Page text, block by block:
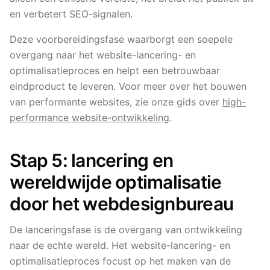
en verbetert SEO-signalen.
Deze voorbereidingsfase waarborgt een soepele
overgang naar het website-lancering- en
optimalisatieproces en helpt een betrouwbaar
eindproduct te leveren. Voor meer over het bouwen
van performante websites, zie onze gids over high-
performance website-ontwikkeling.
Stap 5: lancering en
wereldwijde optimalisatie
door het webdesignbureau
De lanceringsfase is de overgang van ontwikkeling
naar de echte wereld. Het website-lancering- en
optimalisatieproces focust op het maken van de